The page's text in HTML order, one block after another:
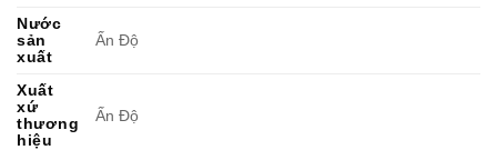
Nước
sản
xuất
Ấn Độ
Xuất
xứ
thương
hiệu
Ấn Độ